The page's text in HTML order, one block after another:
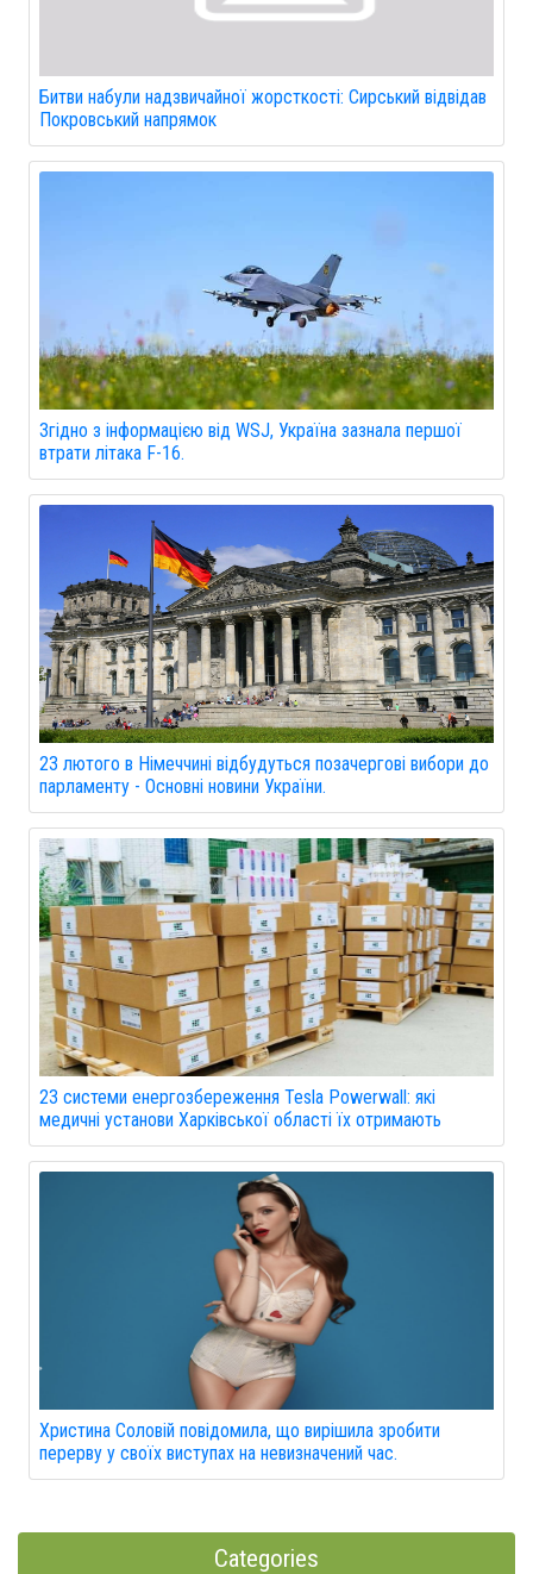
Битви набули надзвичайної жорсткості: Сирський відвідав
Покровський напрямок
Згідно з інформацією від WSJ, Україна зазнала першої
втрати літака F-16.
23 лютого в Німеччині відбудуться позачергові вибори до
парламенту - Основні новини України.
23 системи енергозбереження Tesla Powerwall: які
медичні установи Харківської області їх отримають
Христина Соловій повідомила, що вирішила зробити
перерву у своїх виступах на невизначений час.
Categories